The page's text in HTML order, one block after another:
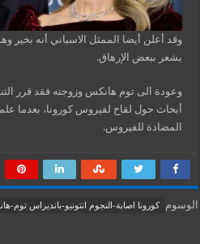
وقد أعلن أيضا الممثل الاسباني أنه بخير
يشعر ببعض الإرهاق.
وعودة الى توم هانكس وزوجته فقد قرر
أبحاث حول لقاح لفيروس كورونا، بعدما
المضادة للفيروس.
الوسوم كورونا اصابة-النجوم انتونيو-بانديراس توم-